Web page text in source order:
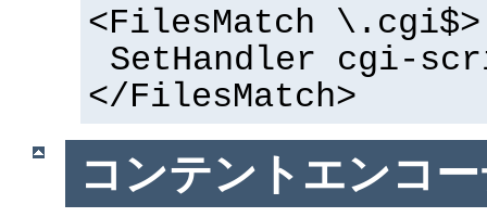
<FilesMatch \.cgi$>
SetHandler cgi-
</FilesMatch>
コンテントエンコ